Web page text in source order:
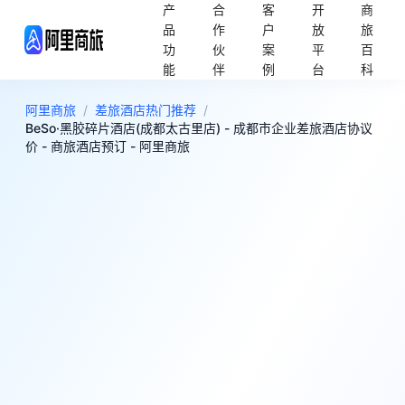
产
品
功
能
合
作
伙
伴
客
户
案
例
开
放
平
台
商
旅
百
科
阿里商旅 / 差旅酒店热门推荐 /
BeSo·黑胶碎片酒店(成都太古里店) - 成都市企业差旅酒店协议
价 - 商旅酒店预订 - 阿里商旅